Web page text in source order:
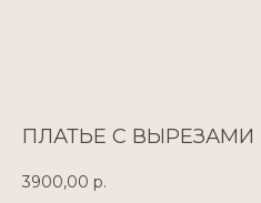
ПЛАТЬЕ С ВЫРЕЗАМИ
3900,00 р.